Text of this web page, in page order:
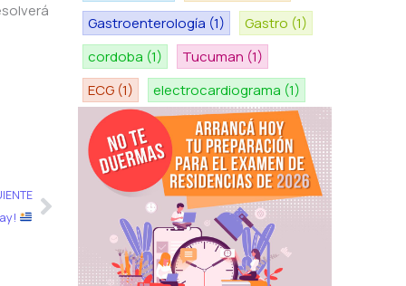
Siguiente
Gastroenterología (1) Gastro (1)
cordoba (1) Tucuman (1)
ECG (1) electrocardiograma (1)